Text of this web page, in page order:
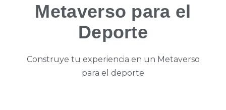
Metaverso para el
Deporte
Construye tu experiencia en un Metaverso
para el deporte